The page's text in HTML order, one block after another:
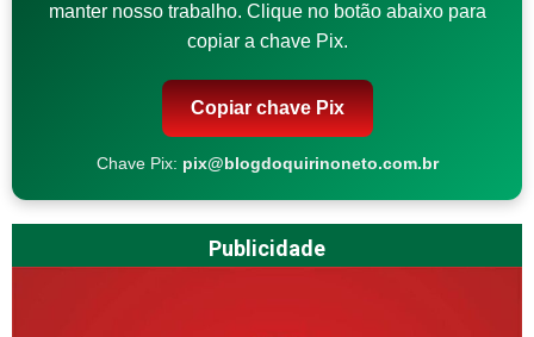
manter nosso trabalho. Clique no botão abaixo para
copiar a chave Pix.
Copiar chave Pix
Chave Pix: pix@blogdoquirinoneto.com.br
Publicidade